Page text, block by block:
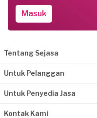
Masuk
Tentang Sejasa
Untuk Pelanggan
Untuk Penyedia Jasa
Kontak Kami